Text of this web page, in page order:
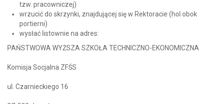
tzw. pracowniczej)
wrzucić do skrzynki, znajdującej się w Rektoracie (hol obok
portierni)
wysłać listownie na adres:
PAŃSTWOWA WYŻSZA SZKOŁA TECHNICZNO-EKONOMICZNA
Komisja Socjalna ZFŚS
ul. Czarnieckiego 16